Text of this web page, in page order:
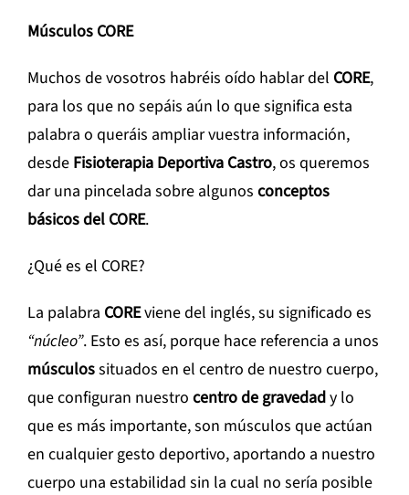
Músculos CORE
Muchos de vosotros habréis oído hablar del CORE,
para los que no sepáis aún lo que significa esta
palabra o queráis ampliar vuestra información,
desde Fisioterapia Deportiva Castro, os queremos
dar una pincelada sobre algunos conceptos
básicos del CORE.
¿Qué es el CORE?
La palabra COREviene del inglés, su significado es
“núcleo”. Esto es así, porque hace referencia a unos
músculossituados en el centro de nuestro cuerpo,
que configuran nuestro centro de gravedady lo
que es más importante, son músculos que actúan
en cualquier gesto deportivo, aportando a nuestro
cuerpo una estabilidad sin la cual no sería posible